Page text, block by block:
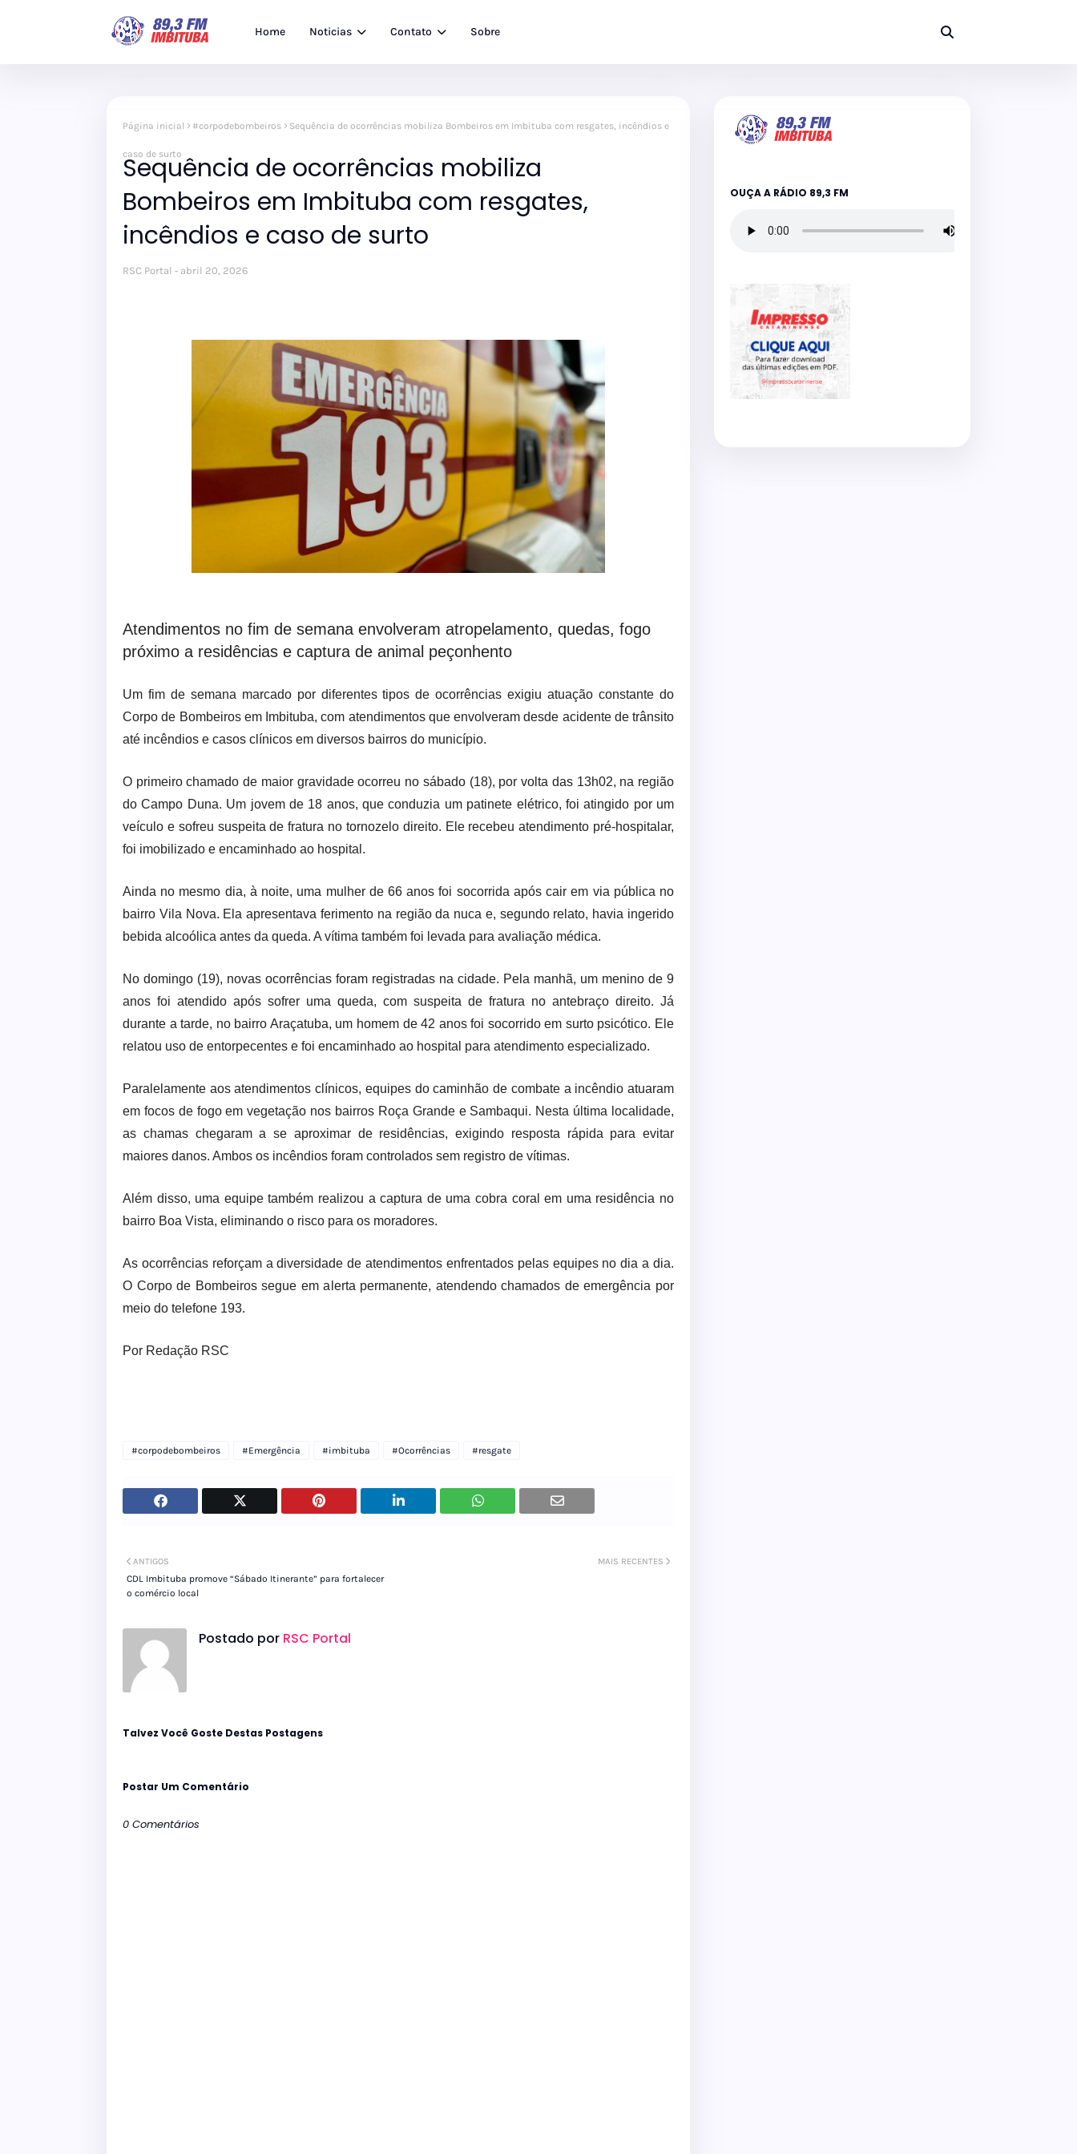
Home Noticias Contato Sobre
Página inicial #corpodebombeiros Sequência de ocorrências mobiliza Bombeiros em Imbituba com resgates, incêndios e
caso de surto
Sequência de ocorrências mobiliza
Bombeiros em Imbituba com resgates,
incêndios e caso de surto
RSC Portal abril 20, 2026
Atendimentos no fim de semana envolveram atropelamento, quedas, fogo
próximo a residências e captura de animal peçonhento
Um fim de semana marcado por diferentes tipos de ocorrências exigiu atuação constante do
Corpo de Bombeiros em Imbituba, com atendimentos que envolveram desde acidente de trânsito
até incêndios e casos clínicos em diversos bairros do município.
O primeiro chamado de maior gravidade ocorreu no sábado (18), por volta das 13h02, na região
do Campo Duna. Um jovem de 18 anos, que conduzia um patinete elétrico, foi atingido por um
veículo e sofreu suspeita de fratura no tornozelo direito. Ele recebeu atendimento pré-hospitalar,
foi imobilizado e encaminhado ao hospital.
Ainda no mesmo dia, à noite, uma mulher de 66 anos foi socorrida após cair em via pública no
bairro Vila Nova. Ela apresentava ferimento na região da nuca e, segundo relato, havia ingerido
bebida alcoólica antes da queda. A vítima também foi levada para avaliação médica.
No domingo (19), novas ocorrências foram registradas na cidade. Pela manhã, um menino de 9
anos foi atendido após sofrer uma queda, com suspeita de fratura no antebraço direito. Já
durante a tarde, no bairro Araçatuba, um homem de 42 anos foi socorrido em surto psicótico. Ele
relatou uso de entorpecentes e foi encaminhado ao hospital para atendimento especializado.
Paralelamente aos atendimentos clínicos, equipes do caminhão de combate a incêndio atuaram
em focos de fogo em vegetação nos bairros Roça Grande e Sambaqui. Nesta última localidade,
as chamas chegaram a se aproximar de residências, exigindo resposta rápida para evitar
maiores danos. Ambos os incêndios foram controlados sem registro de vítimas.
Além disso, uma equipe também realizou a captura de uma cobra coral em uma residência no
bairro Boa Vista, eliminando o risco para os moradores.
As ocorrências reforçam a diversidade de atendimentos enfrentados pelas equipes no dia a dia.
O Corpo de Bombeiros segue em alerta permanente, atendendo chamados de emergência por
meio do telefone 193.
Por Redação RSC
#corpodebombeiros #Emergência #imbituba #Ocorrências #resgate
MAIS RECENTES
ANTIGOS
CDL Imbituba promove “Sábado Itinerante” para fortalecer
o comércio local
Postado por RSC Portal
Talvez Você Goste Destas Postagens
Postar Um Comentário
0 Comentários
OUÇA A RÁDIO 89,3 FM